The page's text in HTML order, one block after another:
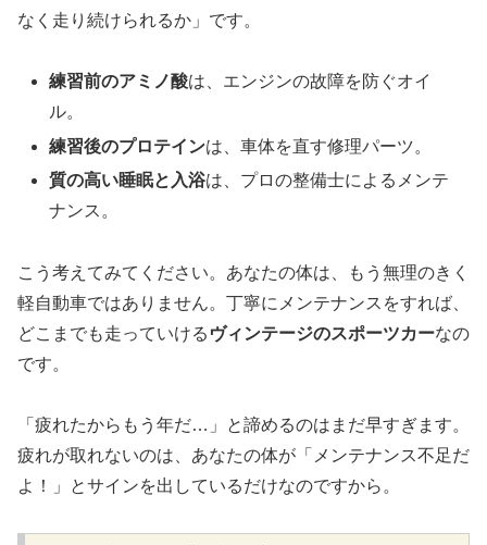
なく走り続けられるか」です。
練習前のアミノ酸は、エンジンの故障を防ぐオイ
ル。
練習後のプロテインは、車体を直す修理パーツ。
質の高い睡眠と入浴は、プロの整備士によるメンテ
ナンス。
こう考えてみてください。あなたの体は、もう無理のきく
軽自動車ではありません。丁寧にメンテナンスをすれば、
どこまでも走っていける ヴィンテージのスポーツカーなの
です。
「疲れたからもう年だ…」と諦めるのはまだ早すぎます。
疲れが取れないのは、あなたの体が「メンテナンス不足だ
よ！」とサインを出しているだけなのですから。